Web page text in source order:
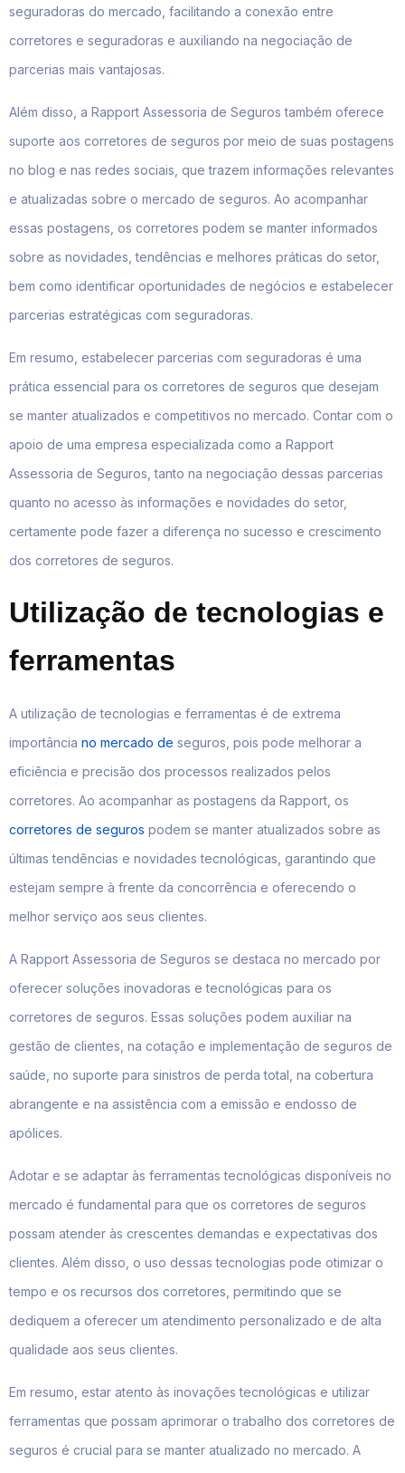
seguradoras do mercado, facilitando a conexão entre
corretores e seguradoras e auxiliando na negociação de
parcerias mais vantajosas.
Além disso, a Rapport Assessoria de Seguros também oferece
suporte aos corretores de seguros por meio de suas postagens
no blog e nas redes sociais, que trazem informações relevantes
e atualizadas sobre o mercado de seguros. Ao acompanhar
essas postagens, os corretores podem se manter informados
sobre as novidades, tendências e melhores práticas do setor,
bem como identificar oportunidades de negócios e estabelecer
parcerias estratégicas com seguradoras.
Em resumo, estabelecer parcerias com seguradoras é uma
prática essencial para os corretores de seguros que desejam
se manter atualizados e competitivos no mercado. Contar com o
apoio de uma empresa especializada como a Rapport
Assessoria de Seguros, tanto na negociação dessas parcerias
quanto no acesso às informações e novidades do setor,
certamente pode fazer a diferença no sucesso e crescimento
dos corretores de seguros.
Utilização de tecnologias e
ferramentas
A utilização de tecnologias e ferramentas é de extrema
importância no mercado de seguros, pois pode melhorar a
eficiência e precisão dos processos realizados pelos
corretores. Ao acompanhar as postagens da Rapport, os
corretores de seguros podem se manter atualizados sobre as
últimas tendências e novidades tecnológicas, garantindo que
estejam sempre à frente da concorrência e oferecendo o
melhor serviço aos seus clientes.
A Rapport Assessoria de Seguros se destaca no mercado por
oferecer soluções inovadoras e tecnológicas para os
corretores de seguros. Essas soluções podem auxiliar na
gestão de clientes, na cotação e implementação de seguros de
saúde, no suporte para sinistros de perda total, na cobertura
abrangente e na assistência com a emissão e endosso de
apólices.
Adotar e se adaptar às ferramentas tecnológicas disponíveis no
mercado é fundamental para que os corretores de seguros
possam atender às crescentes demandas e expectativas dos
clientes. Além disso, o uso dessas tecnologias pode otimizar o
tempo e os recursos dos corretores, permitindo que se
dediquem a oferecer um atendimento personalizado e de alta
qualidade aos seus clientes.
Em resumo, estar atento às inovações tecnológicas e utilizar
ferramentas que possam aprimorar o trabalho dos corretores de
seguros é crucial para se manter atualizado no mercado. A